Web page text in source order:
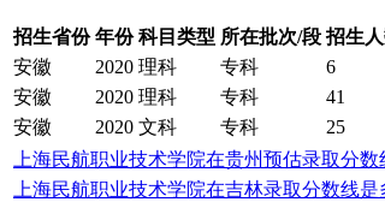
招生省份 年份 科目类型 所在批次/段 招生
安徽
2020 理科 专科 6
安徽
2020 理科 专科 41
安徽
2020 文科 专科 25
上海民航职业技术学院在贵州预估录取分数
上海民航职业技术学院在吉林录取分数线